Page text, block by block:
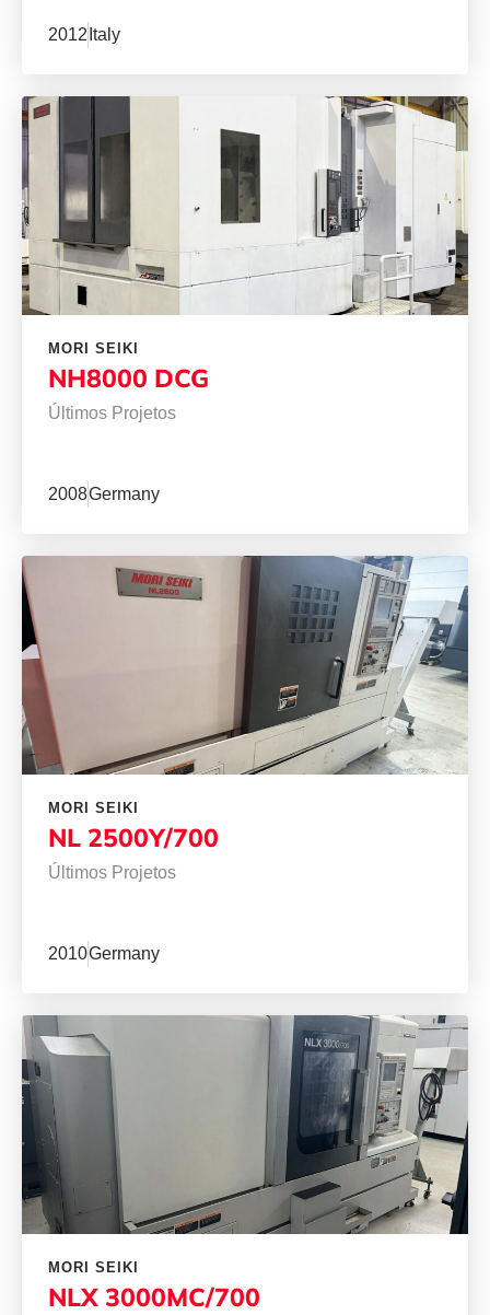
2012 Italy
MORI SEIKI
NH8000 DCG
Últimos Projetos
2008Germany
MORI SEIKI
NL 2500Y/700
Últimos Projetos
2010Germany
MORI SEIKI
NLX 3000MC/700